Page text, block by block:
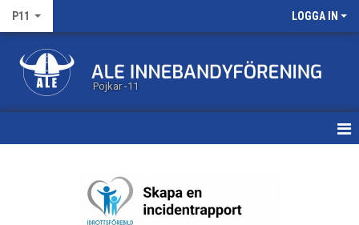
P11 LOGGA IN
Pojkar -11